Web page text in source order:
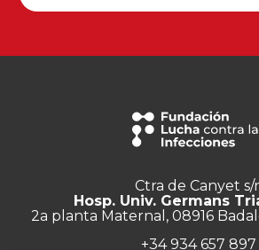
Ctra de Canyet s/
Hosp. Univ. Germans
2a planta Maternal, 08916
+34 934 657 897